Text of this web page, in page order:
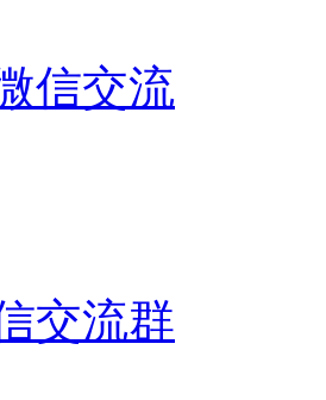
信交流
交流群